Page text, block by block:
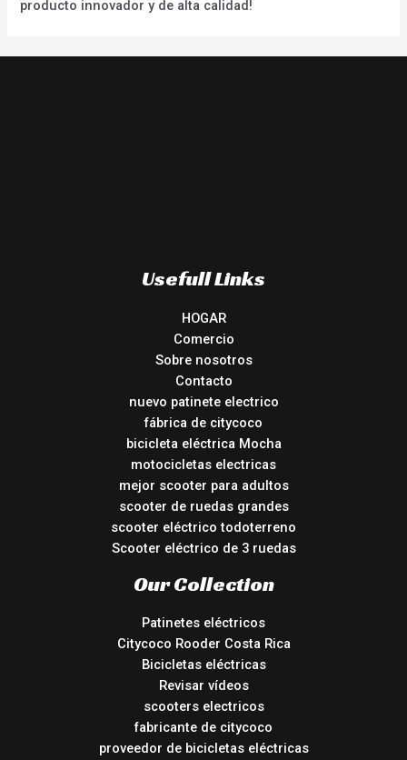
producto innovador y de alta calidad!
Usefull Links
HOGAR
Comercio
Sobre nosotros
Contacto
nuevo patinete electrico
fábrica de citycoco
bicicleta eléctrica Mocha
motocicletas electricas
mejor scooter para adultos
scooter de ruedas grandes
scooter eléctrico todoterreno
Scooter eléctrico de 3 ruedas
Our Collection
Patinetes eléctricos
Citycoco Rooder Costa Rica
Bicicletas eléctricas
Revisar vídeos
scooters electricos
fabricante de citycoco
proveedor de bicicletas eléctricas